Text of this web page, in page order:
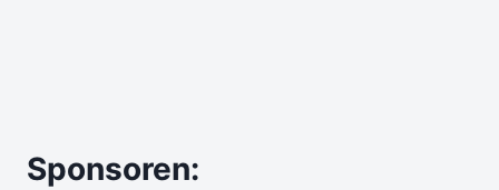
Sponsoren: